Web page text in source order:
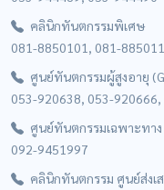
คลินิกทันตกรรมพิเศษ
081-8850101, 081-
ศูนย์ทันตกรรมผู้สูงอายุ
053-920638, 053-
ศูนย์ทันตกรรมเฉพาะทาง
092-9451997
คลินิกทันตกรรม ศูนย์ส่งเ